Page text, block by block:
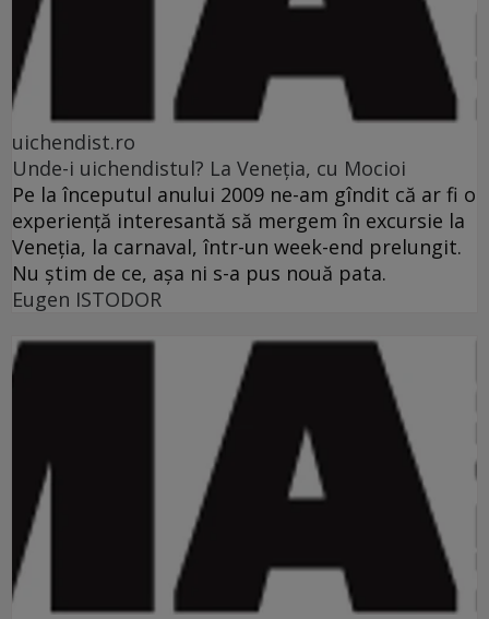
uichendist.ro
Unde-i uichendistul? La Veneţia, cu Mocioi
Pe la începutul anului 2009 ne-am gîndit că ar fi o
experienţă interesantă să mergem în excursie la
Veneţia, la carnaval, într-un week-end prelungit.
Nu ştim de ce, aşa ni s-a pus nouă pata.
Eugen ISTODOR